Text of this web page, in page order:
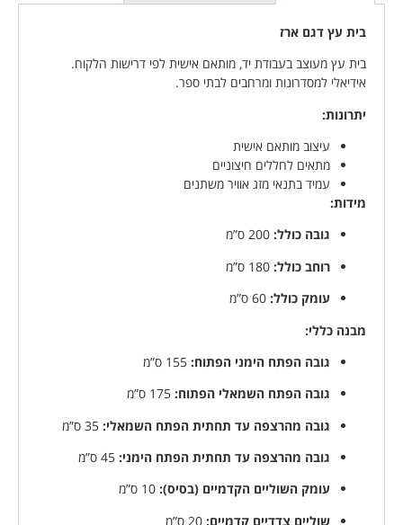
בית עץ דגם ארז
בית עץ מעוצב בעבודת יד, מותאם אישית לפי דרישות הלקוח.
אידיאלי למסדרונות ומרחבים לבתי ספר.
יתרונות:
עיצוב מותאם אישית
מתאים לחללים חיצוניים
עמיד בתנאי מזג אוויר משתנים
מידות:
גובה כולל:
רוחב כולל:
עומק כולל:
מבנה כללי:
גובה הפתח הימני הפתוח:
גובה הפתח השמאלי הפתוח:
גובה מהרצפה עד תחתית הפתח השמאלי:
גובה מהרצפה עד תחתית הפתח הימני:
עומק השוליים הקדמיים (בסיס):
שוליים צדדיים קדמיים: